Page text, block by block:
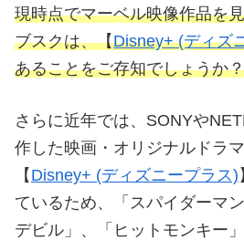
現時点でマーベル映像作品を
ブスクは、【Disney+ (ディズ
あることをご存知でしょうか？
さらに近年では、SONYや
作した映画・オリジナルドラ
【 Disney+ (ディズニープラス)
ているため、「スパイダーマ
デビル」、「ヒットモンキー